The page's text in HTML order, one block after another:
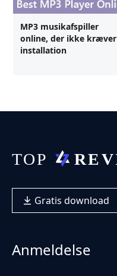
MP3 musikafspiller
online, der ikke kræver
installation
Gratis download
Anmeldelse